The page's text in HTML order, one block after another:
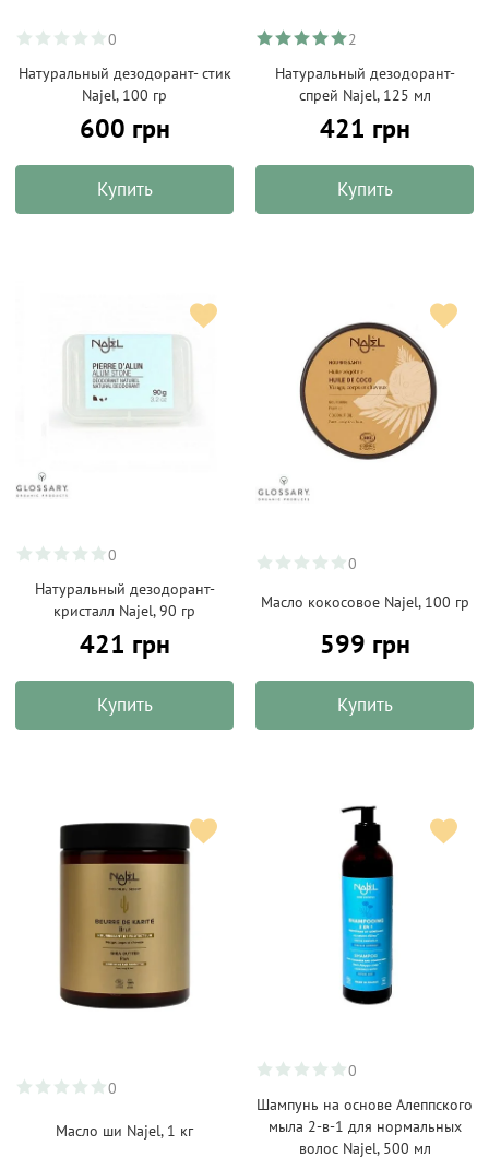
0
Натуральный дезодорант- стик
Najel, 100 гр
600 грн
Купить
2
Натуральный дезодорант-
спрей Najel, 125 мл
421 грн
Купить
0
Натуральный дезодорант-
кристалл Najel, 90 гр
421 грн
Купить
0
Масло кокосовое Najel, 100 гр
599 грн
Купить
0
Масло ши Najel, 1 кг
0
Шампунь на основе Алеппского
мыла 2-в-1 для нормальных
волос Najel, 500 мл